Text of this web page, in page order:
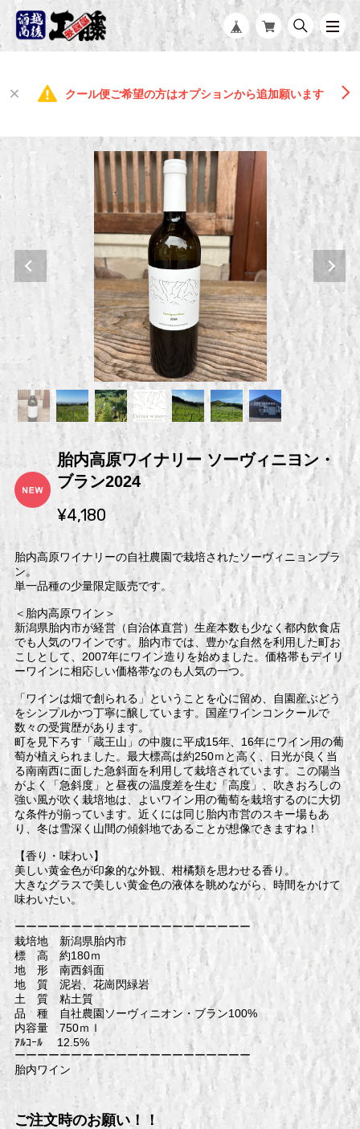
クール便ご希望の方はオプションから追加願います
胎内高原ワイナリー ソーヴィニヨン・
ブラン2024
¥4,180
胎内高原ワイナリーの自社農園で栽培されたソーヴィニョンブラ
ン。
単一品種の少量限定販売です。
＜胎内高原ワイン＞
新潟県胎内市が経営（自治体直営）生産本数も少なく都内飲食店
でも人気のワインです。胎内市では、豊かな自然を利用した町お
こしとして、2007年にワイン造りを始めました。価格帯もデイリ
ーワインに相応しい価格帯なのも人気の一つ。
「ワインは畑で創られる」ということを心に留め、自園産ぶどう
をシンプルかつ丁寧に醸しています。国産ワインコンクールで
数々の受賞歴があります。
町を見下ろす「蔵王山」の中腹に平成15年、16年にワイン用の葡
萄が植えられました。最大標高は約250ｍと高く、日光が良く当
る南南西に面した急斜面を利用して栽培されています。この陽当
がよく「急斜度」と昼夜の温度差を生む「高度」、吹きおろしの
強い風が吹く栽培地は、よいワイン用の葡萄を栽培するのに大切
な条件が揃っています。近くには同じ胎内市営のスキー場もあ
り、冬は雪深く山間の傾斜地であることが想像できますね！
【香り・味わい】
美しい黄金色が印象的な外観、柑橘類を思わせる香り。
大きなグラスで美しい黄金色の液体を眺めながら、時間をかけて
味わいたい。
ーーーーーーーーーーーーーーーーーーーーー
栽培地 新潟県胎内市
標 高 約180ｍ
地 形 南西斜面
地 質 泥岩、花崗閃緑岩
土 質 粘土質
品 種 自社農園ソーヴィニオン・ブラン100%
内容量 750ｍｌ
ｱﾙｺｰﾙ 12.5%
ーーーーーーーーーーーーーーーーーーーーー
胎内ワイン
ご注文時のお願い！！